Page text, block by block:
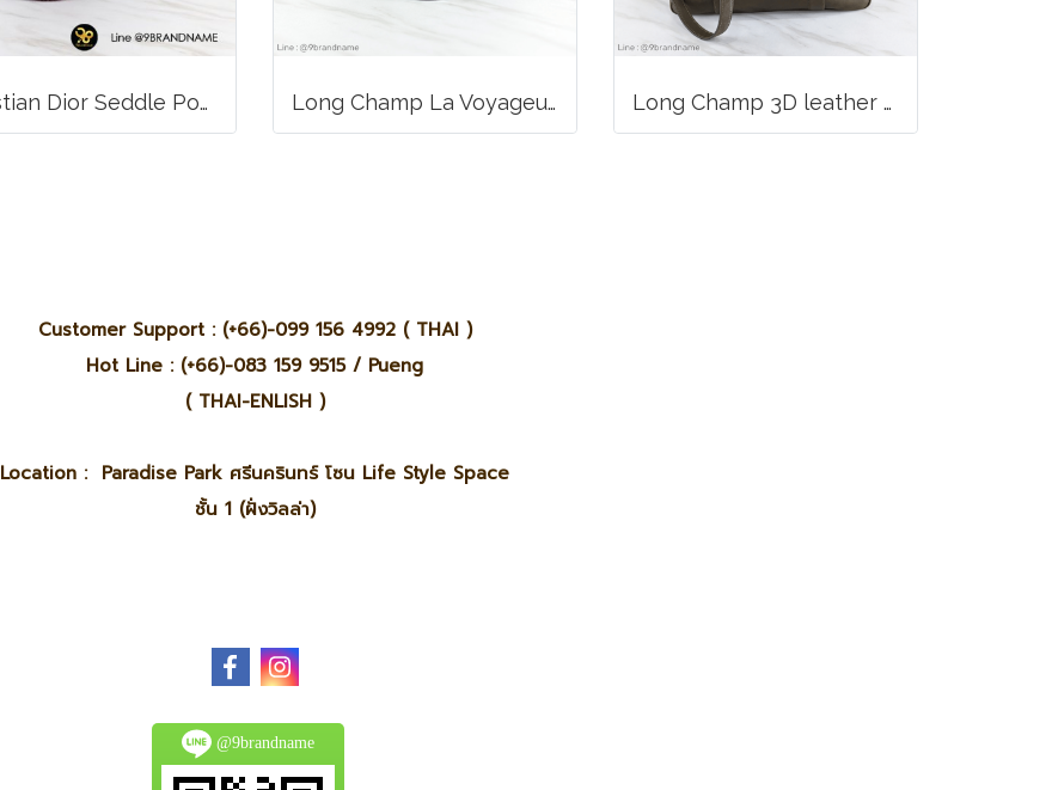
Christian Dior Seddle Pouch Accessory Hand Bag Long Champ La Voyageuse Bag Leather Long Champ 3D leather handbag
Customer Support : (+66)-099 156 4992 ( THAI )
Hot Line : (+66)-083 159 9515 / Pueng
( THAI-ENLISH )
Location : Paradise Park ศรีนครินทร์ โซน Life Style Space
ชั้น 1 (ฝั่งวิลล่า)
@9brandname